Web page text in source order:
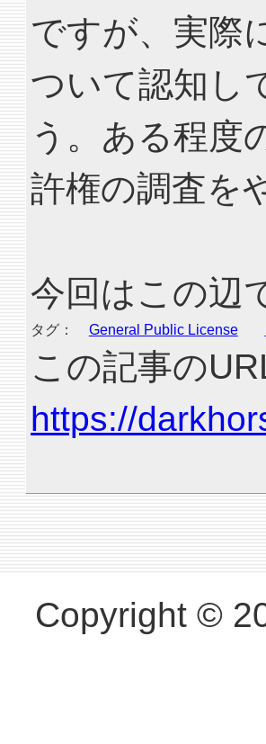
ですが、実際
ついて認知し
う。ある程度
許権の調査を
今回はこの辺
タグ： General Public License
この記事の
https://
Copyright ©